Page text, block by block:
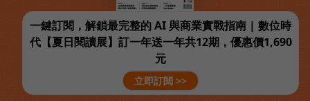
一鍵訂閱，解鎖最完整的 AI 與商業實戰指南 | 數位時
代【夏日閱讀展】訂一年送一年共12期，優惠價1,690
元
立即訂閱 >>